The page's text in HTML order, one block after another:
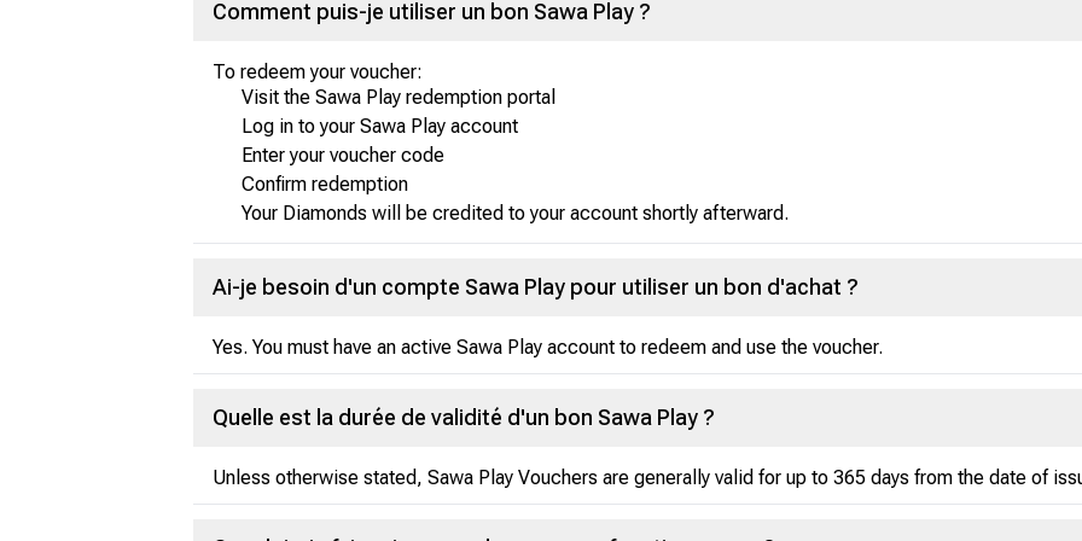
Comment puis-je utiliser un bon Sawa Play ?
To redeem your voucher:
Visit the Sawa Play redemption portal
Log in to your Sawa Play account
Enter your voucher code
Confirm redemption
Your Diamonds will be credited to your account shortly afterward.
Ai-je besoin d'un compte Sawa Play pour utiliser un bon d'achat ?
Yes. You must have an active Sawa Play account to redeem and use the voucher.
Quelle est la durée de validité d'un bon Sawa Play ?
Unless otherwise stated, Sawa Play Vouchers are generally valid for up to 365 days from the date of